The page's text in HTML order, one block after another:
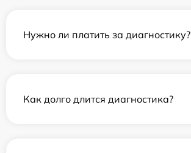
Нужно ли платить за диагностику?
Как долго длится диагностика?